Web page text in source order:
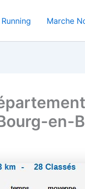
Running Marche
en-